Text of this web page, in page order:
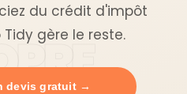
du crédit d'impôt
gère le reste.
devis gratuit →